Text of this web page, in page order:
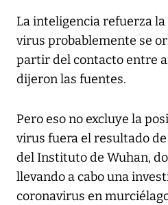
La inteligencia refuerza la
virus probablemente se
partir del contacto entre
dijeron las fuentes.
Pero eso no excluye la
virus fuera el resultado
del Instituto de Wuhan,
llevando a cabo una
coronavirus en